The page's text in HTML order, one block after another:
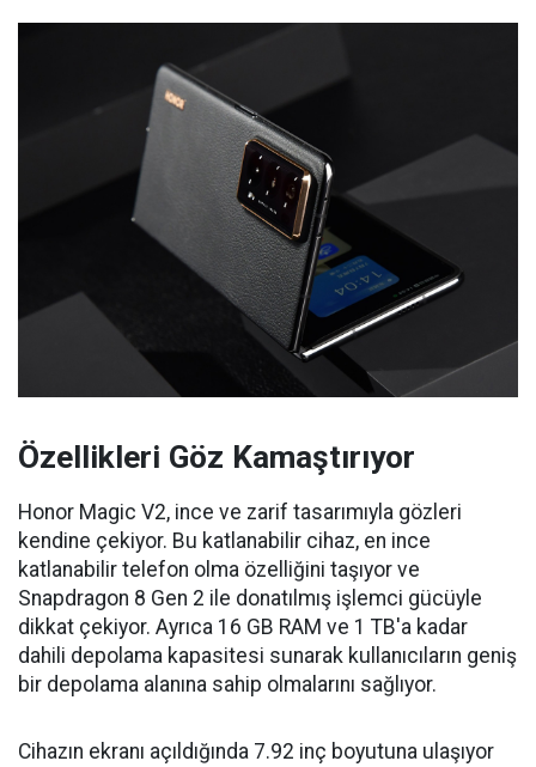
Özellikleri Göz Kamaştırıyor
Honor Magic V2, ince ve zarif tasarımıyla gözleri
kendine çekiyor. Bu katlanabilir cihaz, en ince
katlanabilir telefon olma özelliğini taşıyor ve
Snapdragon 8 Gen 2 ile donatılmış işlemci gücüyle
dikkat çekiyor. Ayrıca 16 GB RAM ve 1 TB'a kadar
dahili depolama kapasitesi sunarak kullanıcıların geniş
bir depolama alanına sahip olmalarını sağlıyor.
Cihazın ekranı açıldığında 7.92 inç boyutuna ulaşıyor